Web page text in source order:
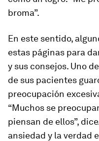
broma”.
En este sentido,
estas páginas para
y sus consejos. Uno
de sus pacientes
preocupación
“Muchos se
piensan de ellos”,
ansiedad y la verdad